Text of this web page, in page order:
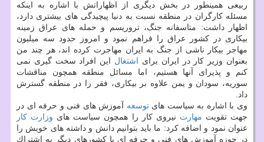
ربیعی همینطور در بخش دیگری از اظهاراتش با اشاره به اینكه
مسئله كارگران در منطقه نسبت به دنیا پیچیدگی های بیشتری دارد،
اظهار داشت: متاسفانه جنگ، تروریسم و حمله های عراق زمینه
بیكاری در كشور عراق را فراهم نمود و امروز حدود سه میلیون
مهاجر بیكار ناشی از جنگ به ایران مهاجرت كرده اند، هر چند من
بعنوان وزیر كار در ایران برای
اشتغال این افراد سخت گیری نمی
كنم و پذیرای آنها هستیم، اما مسائل منطقه همچون مناقشات
سوریه، سودان و یمن علاوه بر بیكاری، فقر را در منطقه گسترش
داد.
وی با اشاره به سیاست هایتوسعه آموزش های فنی و حرفه ای در
جهت تقویت مهارت نیروی كار را همچون سیاست های وزارت كار
عنوان نمود و اضافه كرد: ما باید بتوانیم دانش و داشته های خویش را
در حوزه آموزش های فنی و حرفه ای با كشورهای دیگر به اشتراك